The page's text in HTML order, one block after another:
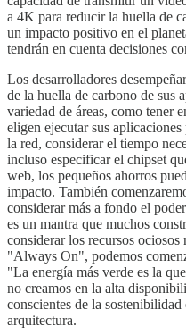
a 4K para reducir la huella de
un impacto positivo en el
tendrán en cuenta decisiones
Los desarrolladores
de la huella de carbono de sus
variedad de áreas, como tener
eligen ejecutar sus
la red, considerar el tiempo
incluso especificar el chipset
web, los pequeños ahorros
impacto. También
considerar más a fondo el
es un mantra que muchos
considerar los recursos ociosos
"Always On", podemos
"La energía más verde es la
no creamos en la alta
conscientes de la sostenibilidad
arquitectura.